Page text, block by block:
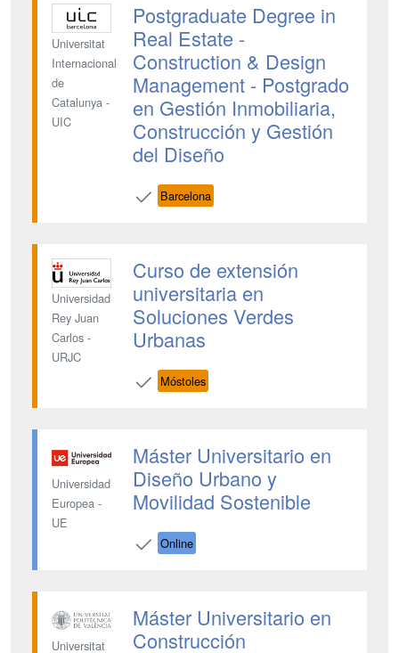
Universitat
Internacional
de
Catalunya -
UIC
Postgraduate Degree in
Real Estate -
Construction & Design
Management - Postgrado
en Gestión Inmobiliaria,
Construcción y Gestión
del Diseño
Barcelona
Universidad
Rey Juan
Carlos -
URJC
Curso de extensión
universitaria en
Soluciones Verdes
Urbanas
Móstoles
Universidad
Europea -
UE
Máster Universitario en
Diseño Urbano y
Movilidad Sostenible
Online
Universitat
Máster Universitario en
Construcción